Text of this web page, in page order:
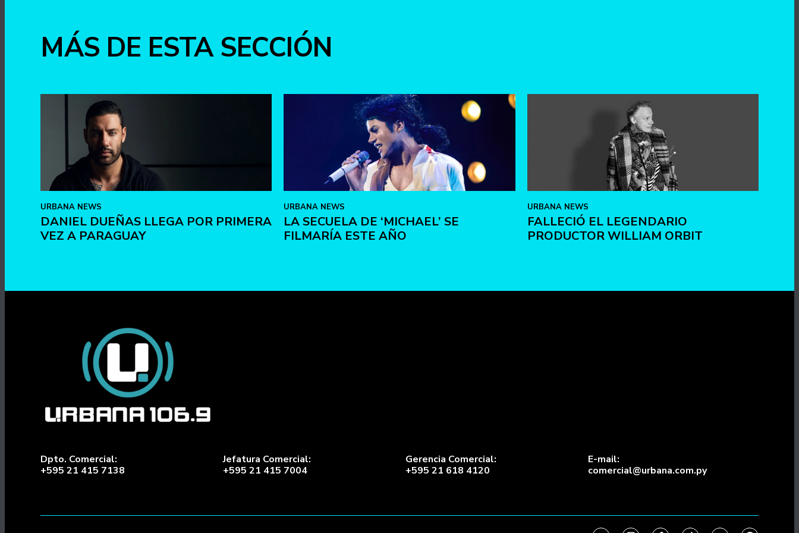
MÁS DE ESTA SECCIÓN
URBANA NEWS
DANIEL DUEÑAS LLEGA POR PRIMERA
VEZ A PARAGUAY
URBANA NEWS
LA SECUELA DE ‘MICHAEL’ SE
FILMARÍA ESTE AÑO
URBANA NEWS
FALLECIÓ EL LEGENDARIO
PRODUCTOR WILLIAM ORBIT
Dpto. Comercial:
+595 21 415 7138
Jefatura Comercial:
+595 21 415 7004
Gerencia Comercial:
+595 21 618 4120
E-mail:
comercial@urbana.com.py